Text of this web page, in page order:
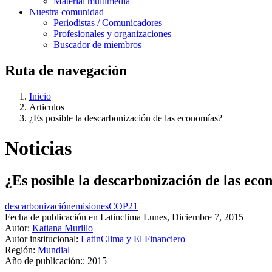
Nuestra comunidad
Periodistas / Comunicadores
Profesionales y organizaciones
Buscador de miembros
Ruta de navegación
Inicio
Articulos
¿Es posible la descarbonización de las economías?
Noticias
¿Es posible la descarbonización de las
descarbonizaciónemisionesCOP21
Fecha de publicación en Latinclima Lunes, Diciembre 7, 2015
Autor: Katiana Murillo
Autor institucional: LatinClima y El Financiero
Región: Mundial
Año de publicación:: 2015